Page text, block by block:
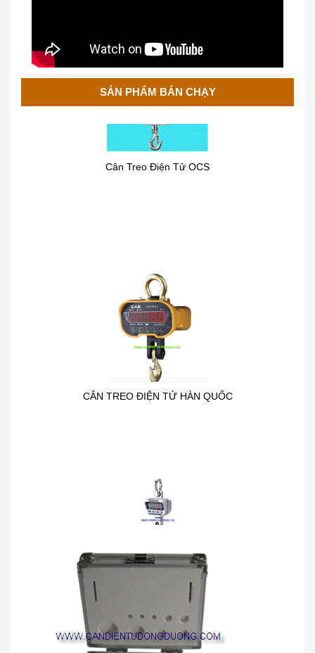
SẢN PHẨM BÁN CHẠY
Cân Treo Điện Tử OCS
CÂN TREO ĐIỆN TỬ HÀN QUỐC
CÂN TREO ĐIỆN TỬ - CÂN TREO OCS